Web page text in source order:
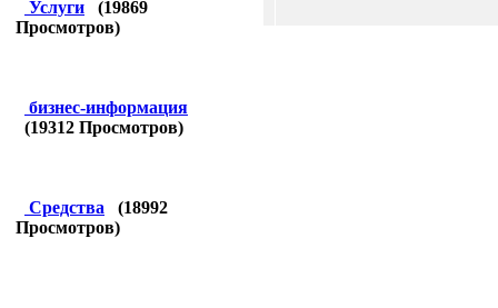
Услуги (19869
Просмотров)
бизнес-информация
(19312 Просмотров)
Средства (18992
Просмотров)